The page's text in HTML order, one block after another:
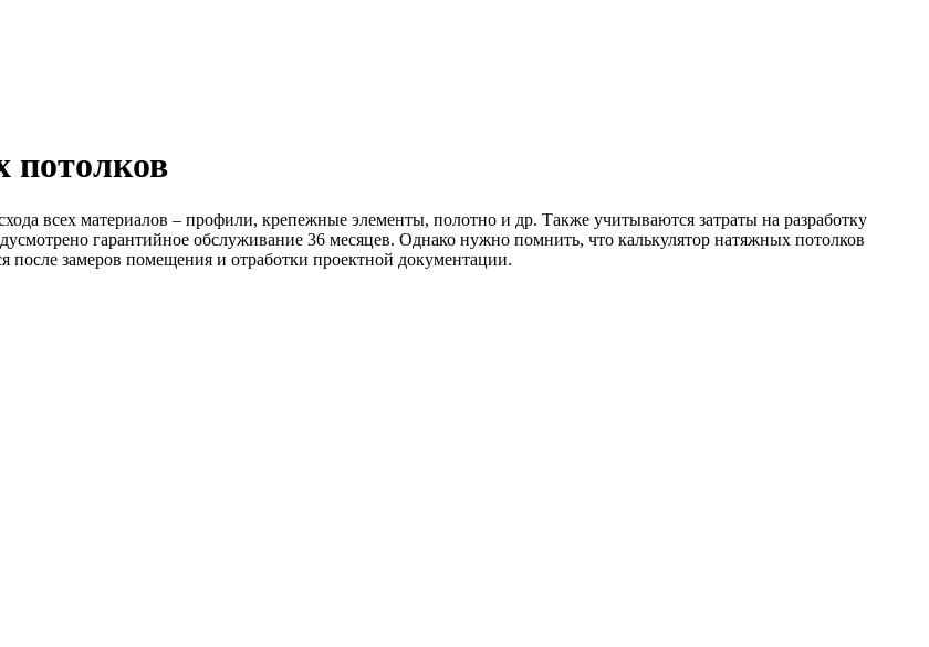
потолков
всех материалов – профили, крепежные элементы, полотно и др. Также учитываются затраты на разработку
гарантийное обслуживание 36 месяцев. Однако нужно помнить, что калькулятор натяжных потолков
после замеров помещения и отработки проектной документации.